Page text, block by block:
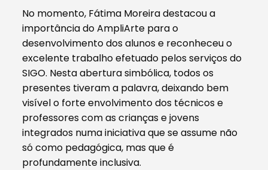
No momento, Fátima Moreira destacou a
importância do AmpliArte para o
desenvolvimento dos alunos e reconheceu o
excelente trabalho efetuado pelos serviços do
SIGO. Nesta abertura simbólica, todos os
presentes tiveram a palavra, deixando bem
visível o forte envolvimento dos técnicos e
professores com as crianças e jovens
integrados numa iniciativa que se assume não
só como pedagógica, mas que é
profundamente inclusiva.